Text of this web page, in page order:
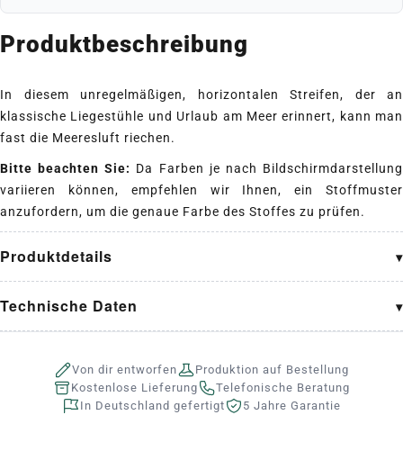
Produktbeschreibung
In diesem unregelmäßigen, horizontalen Streifen, der an
klassische Liegestühle und Urlaub am Meer erinnert, kann man
fast die Meeresluft riechen.
Bitte beachten Sie: Da Farben je nach Bildschirmdarstellung
variieren können, empfehlen wir Ihnen, ein Stoffmuster
anzufordern, um die genaue Farbe des Stoffes zu prüfen.
Produktdetails
Technische Daten
Von dir entworfen
Produktion auf Bestellung
Kostenlose Lieferung
Telefonische Beratung
In Deutschland gefertigt
5 Jahre Garantie